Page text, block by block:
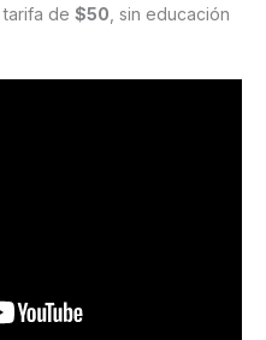
de $50 , sin educación